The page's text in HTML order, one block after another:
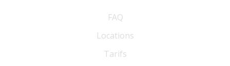
FAQ
Locations
Tarifs